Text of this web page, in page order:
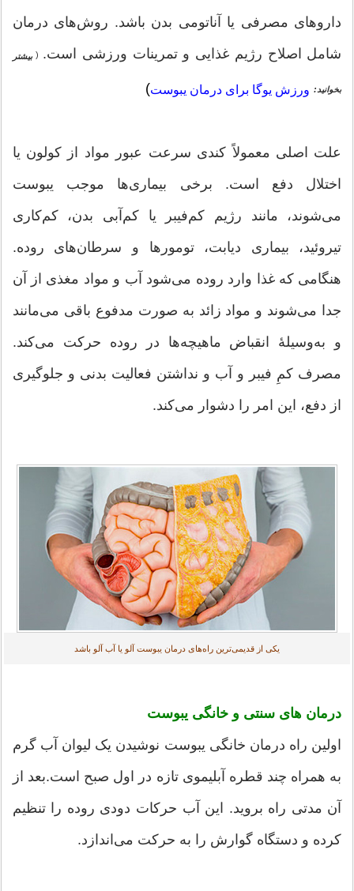
داروهای مصرفی یا آناتومی بدن باشد. روش‌های درمان
شامل اصلاح رژیم غذایی و تمرینات ورزشی است. ( بیشتر
بخوانید: ورزش یوگا برای درمان یبوست)
علت اصلی معمولاً کندی سرعت عبور مواد از کولون یا
اختلال دفع است. برخی بیماری‌ها موجب یبوست
می‌شوند، مانند رژیم کم‌فیبر یا کم‌آبی بدن، کم‌کاری
تیروئید، بیماری دیابت، تومورها و سرطان‌های روده.
هنگامی که غذا وارد روده می‌شود آب و مواد مغذی از آن
جدا می‌شوند و مواد زائد به صورت مدفوع باقی می‌مانند
و به‌وسیلهٔ انقباض ماهیچه‌ها در روده حرکت می‌کند.
مصرف کمِ فیبر و آب و نداشتن فعالیت بدنی و جلوگیری
از دفع، این امر را دشوار می‌کند.
یکی از قدیمی‌ترین راه‌های درمان یبوست آلو یا آب آلو باشد
درمان های سنتی و خانگی یبوست
اولین راه درمان خانگی یبوست نوشیدن یک لیوان آب گرم
به همراه چند قطره آبلیموی تازه در اول صبح است.بعد از
آن مدتی راه بروید. این آب حرکات دودی روده را تنظیم
کرده و دستگاه گوارش را به حرکت می‌اندازد.